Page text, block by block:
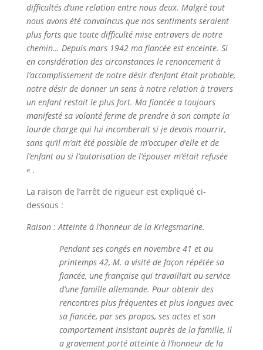
difficultés d’une relation entre nous deux. Malgré tout
nous avons été convaincus que nos sentiments seraient
plus forts que toute difficulté mise entravers de notre
chemin… Depuis mars 1942 ma fiancée est enceinte. Si
en considération des circonstances le renoncement à
l’accomplissement de notre désir d’enfant était probable,
notre désir de donner un sens à notre relation à travers
un enfant restait le plus fort. Ma fiancée a toujours
manifesté sa volonté ferme de prendre à son compte la
lourde charge qui lui incomberait si je devais mourrir,
sans qu’il m’ait été possible de m’occuper d’elle et de
l’enfant ou si l’autorisation de l’épouser m’était refusée
« .
La raison de l’arrêt de rigueur est expliqué ci-
dessous :
Raison : Atteinte à l’honneur de la Kriegsmarine.
Pendant ses congés en novembre 41 et au
printemps 42, M. a visité de façon répétée sa
fiancée, une française qui travaillait au service
d’une famille allemande. Pour obtenir des
rencontres plus fréquentes et plus longues avec
sa fiancée, par ses propos, ses actes et son
comportement insistant auprès de la famille, il
a gravement porté atteinte à l’honneur de la